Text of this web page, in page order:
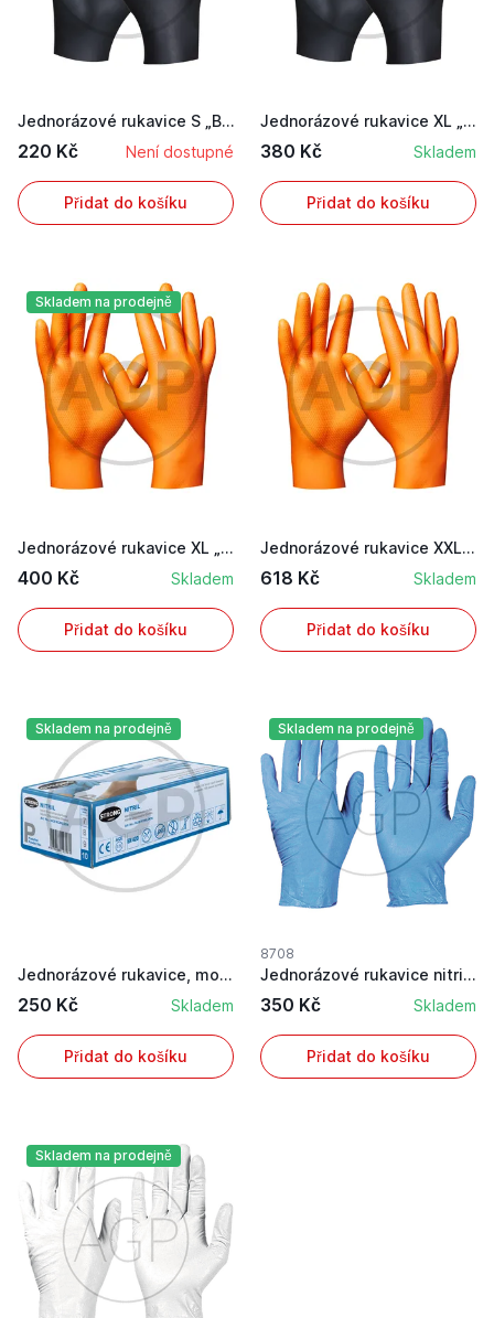
Jednorázové rukavice S „Black Nitril Ultra Stro...
220 Kč Není dostupné
Přidat do košíku
Jednorázové rukavice XL „Black Nitril Ultra Str...
380 Kč Skladem
Přidat do košíku
Skladem na prodejně
Jednorázové rukavice XL „Orange Nitril“ nepudro...
400 Kč Skladem
Přidat do košíku
Jednorázové rukavice XXL „Orange Nitril“ nepudr...
618 Kč Skladem
Přidat do košíku
Skladem na prodejně
Jednorázové rukavice, modré nitrilové, velikost...
250 Kč Skladem
Přidat do košíku
Skladem na prodejně
8708
Jednorázové rukavice nitrilové, modré, velikost...
350 Kč Skladem
Přidat do košíku
Skladem na prodejně